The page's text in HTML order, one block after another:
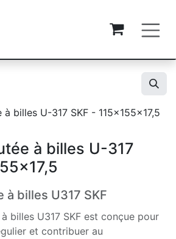
à billes U-317
à billes U317 SKF
billes U317 SKF est conçue pour
et contribuer au